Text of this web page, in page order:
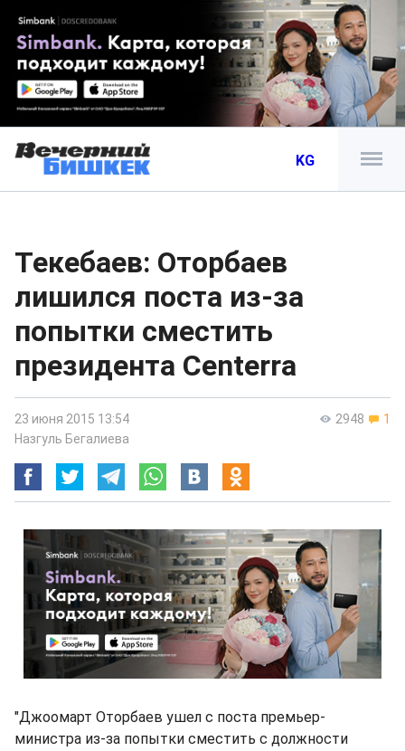
KG
Текебаев: Оторбаев
лишился поста из-за
попытки сместить
президента Centerra
2948 1
23 июня 2015 13:54
Назгуль Бегалиева
"Джоомарт Оторбаев ушел с поста премьер-
министра из-за попытки сместить с должности